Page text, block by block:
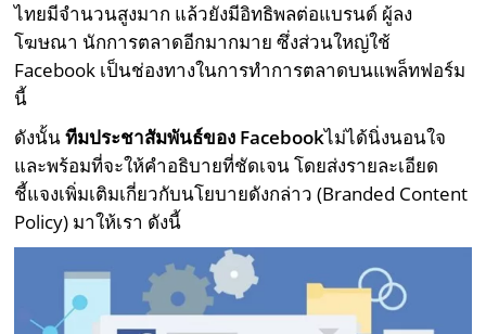
ไทยมีจำนวนสูงมาก แล้วยังมีอิทธิพลต่อแบรนด์ ผู้ลง
โฆษณา นักการตลาดอีกมากมาย ซึ่งส่วนใหญ่ใช้
Facebook เป็นช่องทางในการทำการตลาดบนแพล็ทฟอร์ม
นี้
ดังนั้นทีมประชาสัมพันธ์ของ Facebookไม่ได้นิ่งนอนใจ
และพร้อมที่จะให้คำอธิบายที่ชัดเจน โดยส่งรายละเอียด
ชี้แจงเพิ่มเติมเกี่ยวกับนโยบายดังกล่าว (Branded Content
Policy) มาให้เรา ดังนี้